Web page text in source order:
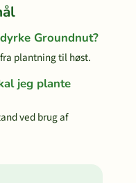
Groundnut?
plantning til høst.
jeg plante
ved brug af